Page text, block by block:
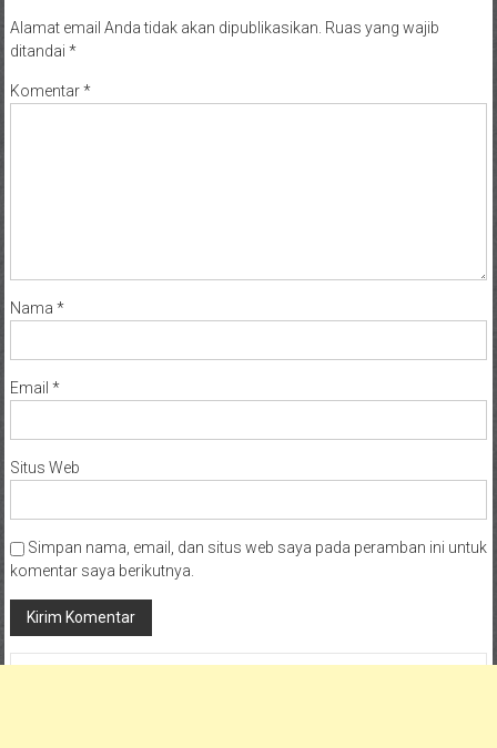
Alamat email Anda tidak akan dipublikasikan. Ruas yang wajib
ditandai *
Komentar*
Nama *
Email *
Situs Web
Simpan nama, email, dan situs web saya pada peramban ini untuk
komentar saya berikutnya.